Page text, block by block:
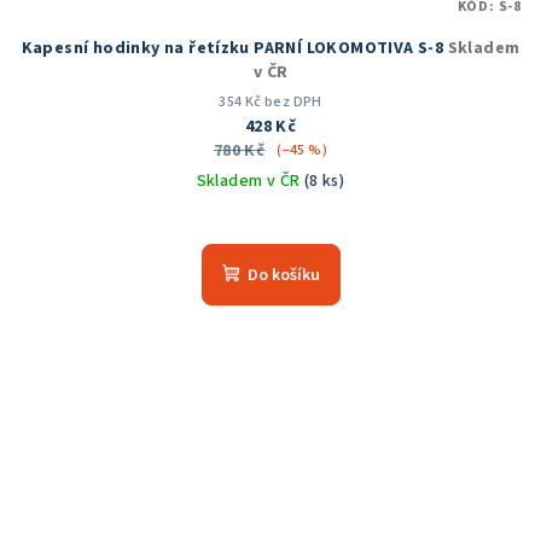
Kapesní hodinky na řetízku PARNÍ LOKOMOTIVA S-8 Skladem
v ČR
354 Kč bez DPH
428 Kč
780 Kč (–45 %)
Skladem v ČR (8 ks)
hodnocení
produktu
Do košíku
KÓD: S-8